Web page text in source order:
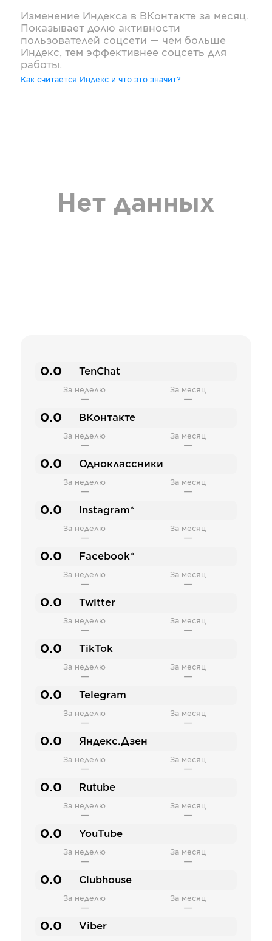
Изменение Индекса в ВКонтакте за месяц.
Показывает долю активности
пользователей соцсети — чем больше
Индекс, тем эффективнее соцсеть для
работы.
Как считается Индекс и что это значит?
Нет данных
0.0 TenChat
За неделю
—
За месяц
—
0.0 ВКонтакте
За неделю
—
За месяц
—
0.0 Одноклассники
За неделю
—
За месяц
—
0.0 Instagram*
За неделю
—
За месяц
—
0.0 Facebook*
За неделю
—
За месяц
—
0.0 Twitter
За неделю
—
За месяц
—
0.0 TikTok
За неделю
—
За месяц
—
0.0 Telegram
За неделю
—
За месяц
—
0.0 Яндекс.Дзен
За неделю
—
За месяц
—
0.0 Rutube
За неделю
—
За месяц
—
0.0 YouTube
За неделю
—
За месяц
—
0.0 Clubhouse
За неделю
—
За месяц
—
0.0 Viber